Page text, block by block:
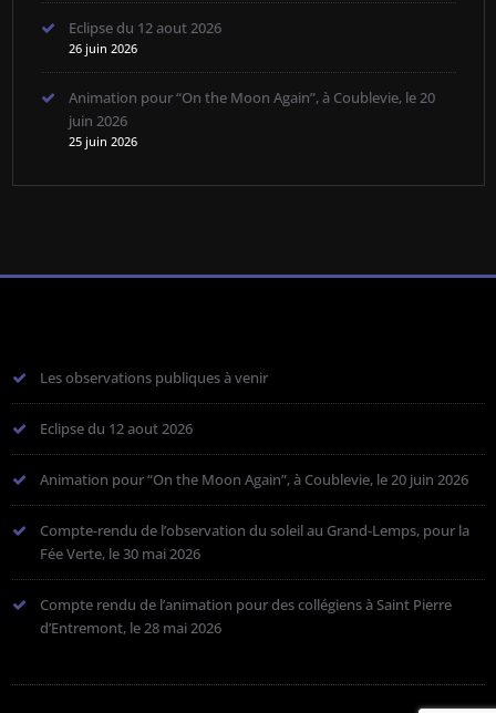
Eclipse du 12 aout 2026
26 juin 2026
Animation pour “On the Moon Again”, à Coublevie, le 20
juin 2026
25 juin 2026
Les observations publiques à venir
Eclipse du 12 aout 2026
Animation pour “On the Moon Again”, à Coublevie, le 20 juin 2026
Compte-rendu de l’observation du soleil au Grand-Lemps, pour la
Fée Verte, le 30 mai 2026
Compte rendu de l’animation pour des collégiens à Saint Pierre
d’Entremont, le 28 mai 2026